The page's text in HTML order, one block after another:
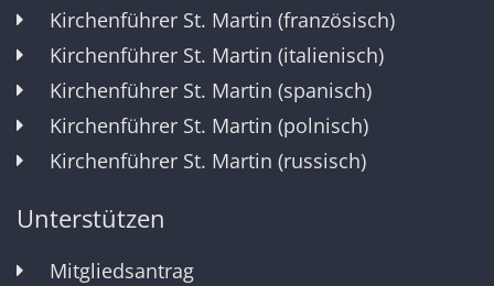
Kirchenführer St. Martin (französisch)
Kirchenführer St. Martin (italienisch)
Kirchenführer St. Martin (spanisch)
Kirchenführer St. Martin (polnisch)
Kirchenführer St. Martin (russisch)
Unterstützen
Mitgliedsantrag